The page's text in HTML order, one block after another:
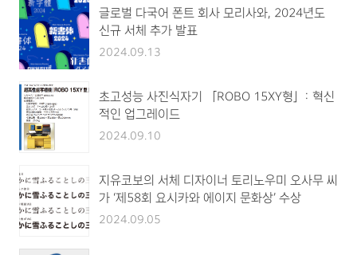
글로벌 다국어 폰트 회사 모리사와, 2024년도
신규 서체 추가 발표
2024.09.13
초고성능 사진식자기 「ROBO 15XY형」: 혁신
적인 업그레이드
2024.09.10
지유코보의 서체 디자이너 토리노우미 오사무 씨
가 ‘제58회 요시카와 에이지 문화상’ 수상
2024.09.05